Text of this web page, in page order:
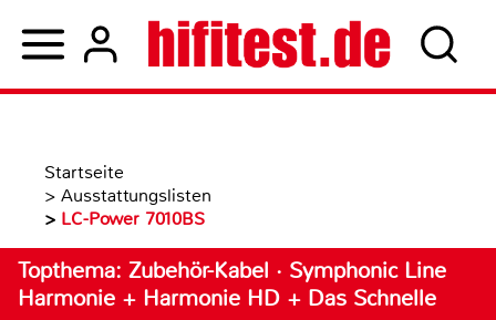
Startseite
> Ausstattungslisten
> LC-Power 7010BS
Topthema: Zubehör-Kabel · Symphonic Line
Harmonie + Harmonie HD + Das Schnelle